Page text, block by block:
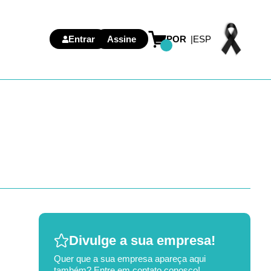
Entrar Assine POR ESP
Divulge a sua empresa!
Quer que a sua empresa apareça aqui